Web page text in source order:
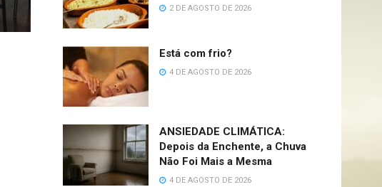
2 DE AGOSTO DE 2026
Está com frio?
4 DE AGOSTO DE 2026
ANSIEDADE CLIMÁTICA:
Depois da Enchente, a Chuva
Não Foi Mais a Mesma
4 DE AGOSTO DE 2026